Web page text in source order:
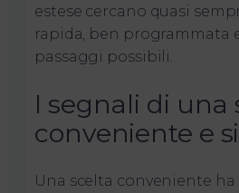
estese cercano quasi
rapida, ben programmata
passaggi possibili.
I segnali di una
conveniente e
Una scelta conveniente ha